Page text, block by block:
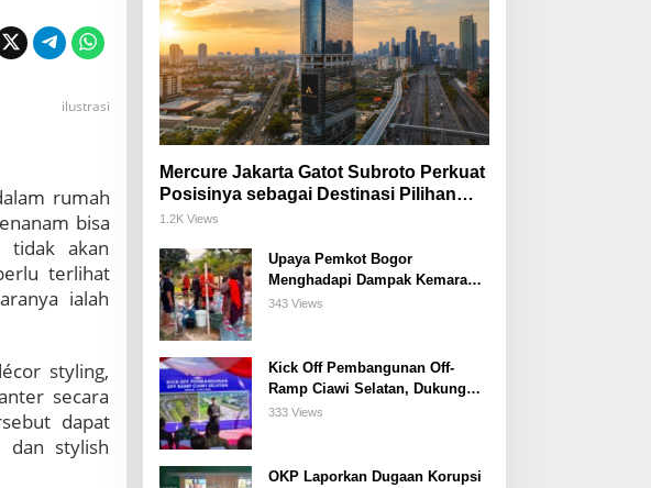
ilustrasi
rumah
bisa
tidak akan
terlihat
ialah
styling,
secara
dapat
dan stylish
Mercure Jakarta Gatot Subroto Perkuat
Posisinya sebagai Destinasi Pilihan
untuk Bisnis, Staycation, Meeting, dan
1.2K Views
Upaya Pemkot Bogor
Menghadapi Dampak Kemarau
Panjang
343 Views
Kick Off Pembangunan Off-
Ramp Ciawi Selatan, Dukung
Konektivitas Antarwilayah di
333 Views
OKP Laporkan Dugaan Korupsi